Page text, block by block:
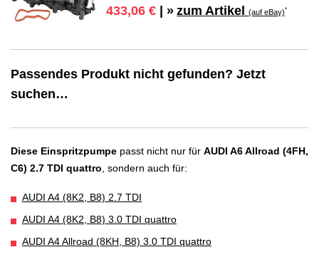
433,06 € | » zum Artikel(auf eBay)*
Passendes Produkt nicht gefunden? Jetzt
suchen…
Diese Einspritzpumpe passt nicht nur für AUDI A6 Allroad (4FH,
C6) 2.7 TDI quattro , sondern auch für:
AUDI A4 (8K2, B8) 2.7 TDI
AUDI A4 (8K2, B8) 3.0 TDI quattro
AUDI A4 Allroad (8KH, B8) 3.0 TDI quattro